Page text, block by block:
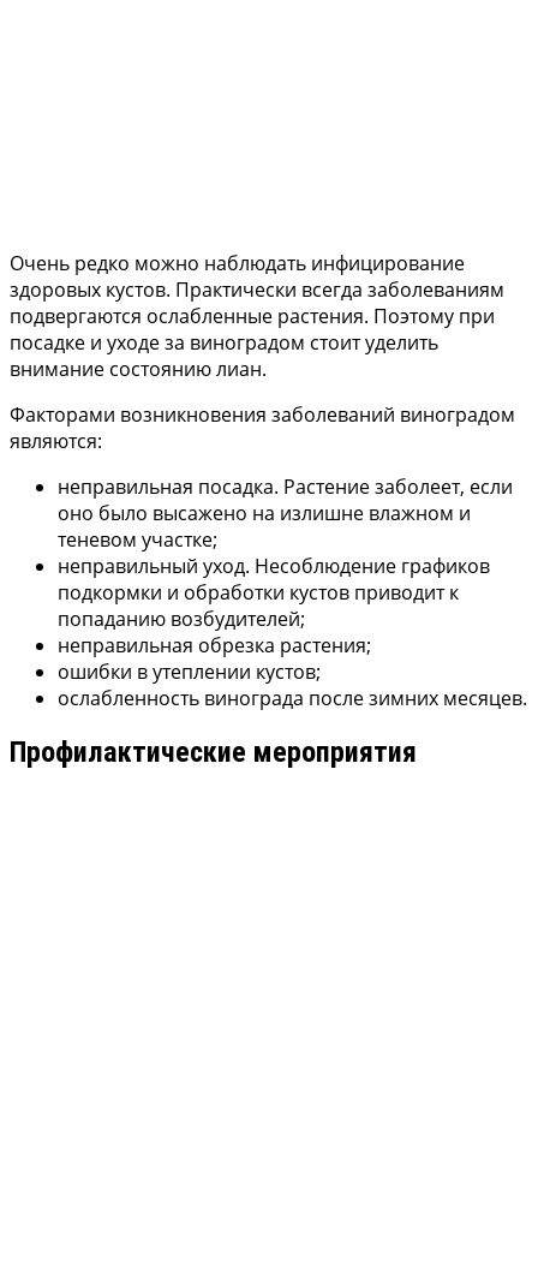
Очень редко можно наблюдать инфицирование
здоровых кустов. Практически всегда заболеваниям
подвергаются ослабленные растения. Поэтому при
посадке и уходе за виноградом стоит уделить
внимание состоянию лиан.
Факторами возникновения заболеваний виноградом
являются:
неправильная посадка. Растение заболеет, если
оно было высажено на излишне влажном и
теневом участке;
неправильный уход. Несоблюдение графиков
подкормки и обработки кустов приводит к
попаданию возбудителей;
неправильная обрезка растения;
ошибки в утеплении кустов;
ослабленность винограда после зимних месяцев.
Профилактические мероприятия